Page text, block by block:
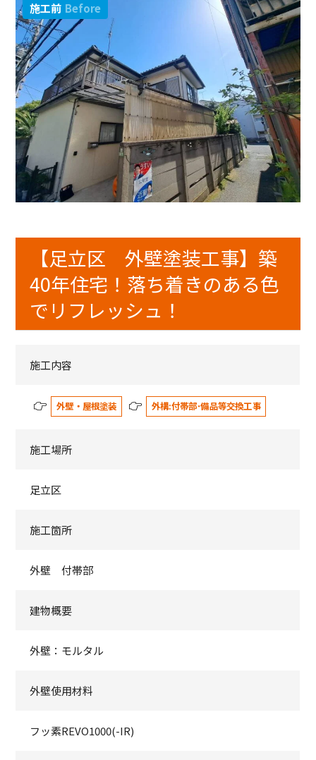
施工前 Before
【足立区 外壁塗装工事】築
40年住宅！落ち着きのある色
でリフレッシュ！
施工内容
外壁・屋根塗装 外構:付帯部･備品等交換工事
施工場所
足立区
施工箇所
外壁 付帯部
建物概要
外壁：モルタル
外壁使用材料
フッ素REVO1000(-IR)